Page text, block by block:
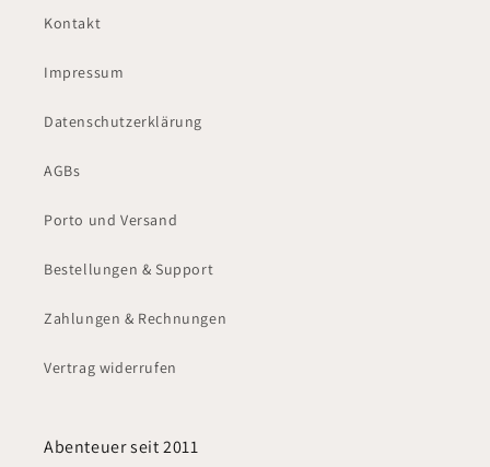
Kontakt
Impressum
Datenschutzerklärung
AGBs
Porto und Versand
Bestellungen & Support
Zahlungen & Rechnungen
Vertrag widerrufen
Abenteuer seit 2011